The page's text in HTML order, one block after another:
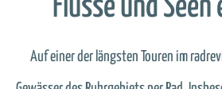
Flüsse und
Auf einer der längsten Touren im